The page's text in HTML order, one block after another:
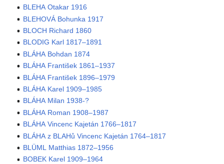
BLEHA Otakar 1916
BLEHOVÁ Bohunka 1917
BLOCH Richard 1860
BLODIG Karl 1817–1891
BLÁHA Bohdan 1874
BLÁHA František 1861–1937
BLÁHA František 1896–1979
BLÁHA Karel 1909–1985
BLÁHA Milan 1938-?
BLÁHA Roman 1908–1987
BLÁHA Vincenc Kajetán 1766–1817
BLÁHA z BLAHů Vincenc Kajetán 1764–1817
BLÜML Matthias 1872–1956
BOBEK Karel 1909–1964